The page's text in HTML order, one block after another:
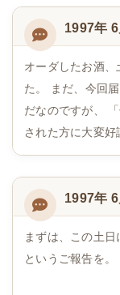
1997年 6
オーダしたお酒
た。 まだ、今回
だなのですが、
された方に大変好
1997年 6
まずは、この土
というご報告を。